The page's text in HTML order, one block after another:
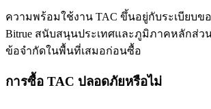
ความพร้อมใช้งาน TAC ขึ้นอยู่กับระเบียบข
Bitrue สนับสนุนประเทศและภูมิภาคหลักส่ว
ข้อจำกัดในพื้นที่เสมอก่อนซื้อ
การซื้อ TAC ปลอดภัยหรือไม่